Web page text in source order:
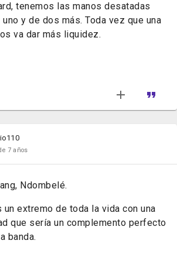
tenemos las manos desatadas
y de dos más. Toda vez que una
va dar más liquidez.
7 años
Ndombelé.
un extremo de toda la vida con una
que sería un complemento perfecto
banda.